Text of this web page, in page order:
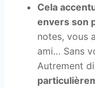
Cela
envers son
notes, vous
ami… Sans
Autrement